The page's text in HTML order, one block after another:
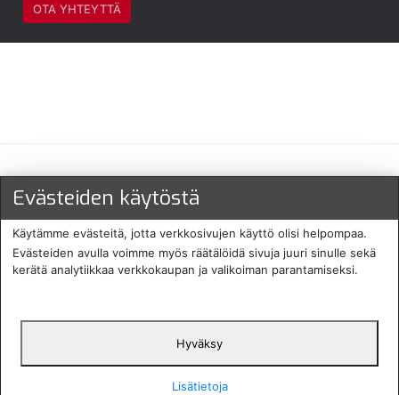
OTA YHTEYTTÄ
Maksu- ja toimitustavat
Protecomp
Copyright 2024. All rights
English
Evästeiden käytöstä
Käytämme evästeitä, jotta verkkosivujen käyttö olisi helpompaa.
Evästeiden avulla voimme myös räätälöidä sivuja juuri sinulle sekä
kerätä analytiikkaa verkkokaupan ja valikoiman parantamiseksi.
Hyväksy
Lisätietoja